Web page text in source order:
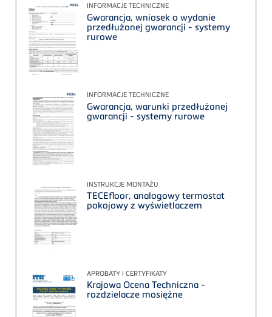
INFORMACJE TECHNICZNE
Gwarancja, wniosek o wydanie
przedłużonej gwarancji - systemy
rurowe
INFORMACJE TECHNICZNE
Gwarancja, warunki przedłużonej
gwarancji - systemy rurowe
INSTRUKCJE MONTAŻU
TECEfloor, analogowy termostat
pokojowy z wyświetlaczem
APROBATY I CERTYFIKATY
Krajowa Ocena Techniczna -
rozdzielacze mosiężne